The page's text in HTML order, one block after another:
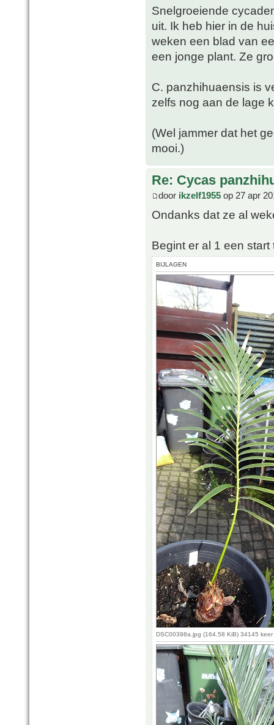
Snelgroeiende
uit. Ik heb hier in de
weken een blad van
een jonge plant. Ze
C. panzhihuaensis is
zelfs nog aan de lage
(Wel jammer dat het
mooi.)
Re: Cycas
door ikzelf1955 op 27 apr
Ondanks dat ze al
Begint er al 1 een
BIJLAGEN
DSC00398a.jpg (164.58 KiB) 34145